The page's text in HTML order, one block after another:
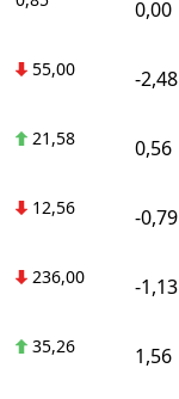
0,00
55,00 -2,48
21,58 0,56
12,56 -0,79
236,00 -1,13
35,26 1,56